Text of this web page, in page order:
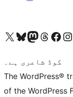
Visit our X (formerly Twitter) account
ہمارے بلیواسکائی اکاؤنٹ پر جائیں
Visit our Mastodon account
ہمارے ٹھریڈز اکاؤنٹ پر جائیں
Visit our Visit
کوڈ شاعری ہے۔
The WordPress®
of the WordPress